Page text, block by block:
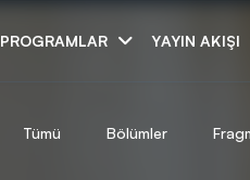
PROGRAMLAR YAYIN AKIŞI
Tümü Bölümler